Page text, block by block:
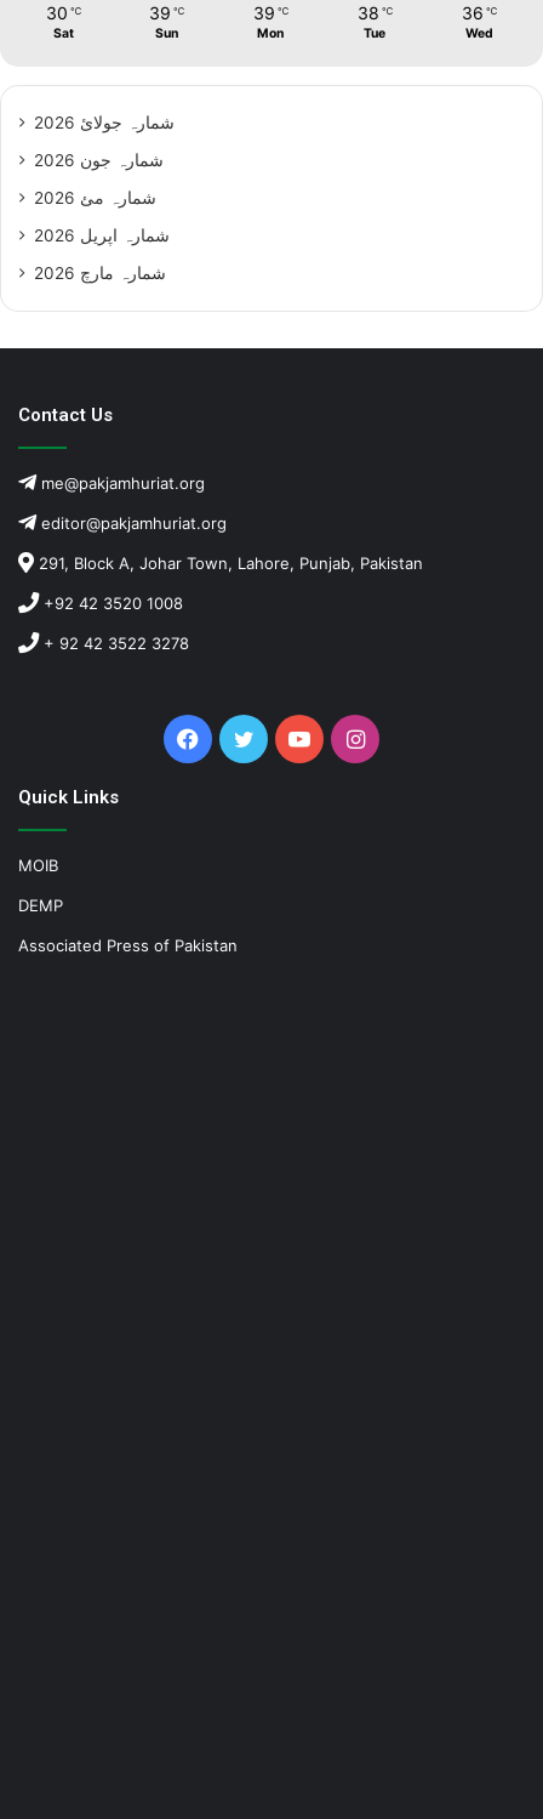
30 ℃
Sat
39 ℃
Sun
39 ℃
Mon
38 ℃
Tue
36 ℃
Wed
شمارہ جولائ 2026
شمارہ جون 2026
شمارہ مئ 2026
شمارہ اپریل 2026
شمارہ مارچ 2026
Contact Us
me@pakjamhuriat.org
editor@pakjamhuriat.org
291, Block A, Johar Town, Lahore, Punjab, Pakistan
+92 42 3520 1008
+ 92 42 3522 3278
Facebook
TwitterYouTubeInstagram
Quick Links
MOIB
DEMP
Associated Press of Pakistan